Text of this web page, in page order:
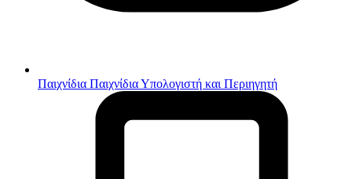
Παιχνίδια Παιχνίδια Υπολογιστή και Περιηγητή